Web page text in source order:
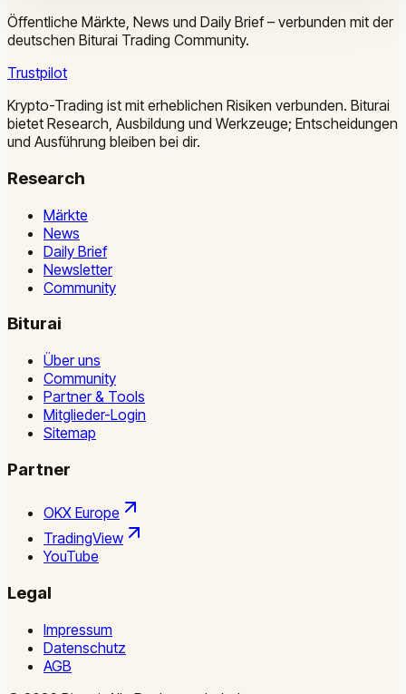
Öffentliche Märkte, News und Daily Brief – verbunden mit der
deutschen Biturai Trading Community.
Trustpilot
Krypto-Trading ist mit erheblichen Risiken verbunden. Biturai
bietet Research, Ausbildung und Werkzeuge; Entscheidungen
und Ausführung bleiben bei dir.
Research
Märkte
News
Daily Brief
Newsletter
Community
Biturai
Über uns
Community
Partner & Tools
Mitglieder-Login
Sitemap
Partner
OKX Europe
TradingView
YouTube
Legal
Impressum
Datenschutz
AGB